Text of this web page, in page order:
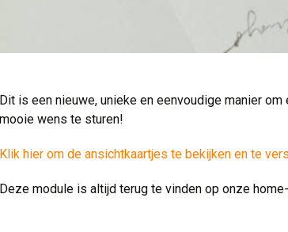
Dit is een nieuwe, unieke en eenvoudige manier
mooie wens te sturen!
Klik hier om de ansichtkaartjes te bekijken en te
Deze module is altijd terug te vinden op onze